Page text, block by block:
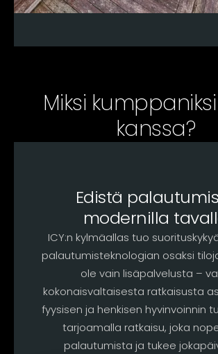
Miksi kumppaniksi
kanssa?
Edistä
modernilla
ICY:n kylmäallas tuo
palautumisteknologian osaksi
ole vain lisäpalvelusta –
kokonaisvaltaisesta ratkaisusta
fyysisen ja henkisen hyvinvoinnin
tarjoamalla ratkaisu, joka
palautumista ja tukee